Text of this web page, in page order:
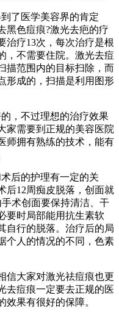
了医学美容界的肯定
黑色痘痕?激光去疤的疗
治疗13次，每次治疗是根
，不需要住院。激光去痘
描范围内的目标扫除，而
形成的，扫描是利用图形
，不过理想的治疗效果
家需要到正规的美容医院
师拥有熟练的技术，能有
后的护理有一定的关
后12周痴皮脱落，创面就
术创面要保持清洁、干
要时局部能用抗生素软
自行的脱落。治疗后的局
个人的情况的不同，色素
信大家对激光祛痘痕也更
去痘痕一定要去正规的医
效果有很好的保障。